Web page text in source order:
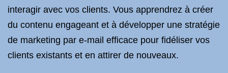
interagir avec vos clients. Vous apprendrez à créer
du contenu engageant et à développer une stratégie
de marketing par e-mail efficace pour fidéliser vos
clients existants et en attirer de nouveaux.